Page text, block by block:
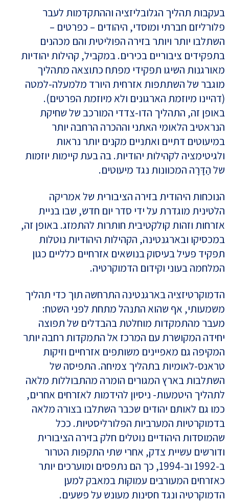
בעקבות תהליך הגלובליזציה וההתקדמות לעבר
פלורליזם חברתי ומוסדי, היהודים – כפרטים –
השתלבו יותר ויותר בזירה הפוליטית והם מכהנים
בתפקידים ציבוריים בכירים. במקביל, קהילות יהודיות
מאורגנות השיגו תפקידי מפתח כתוצאה מתהליך
מוגבר של השתתפות אזרחית היורד מלמעלה-למטה
(דהיינו מיוזמת הארגונים ולא מיוזמת הפרטים).
באופן זה, התהליך הדו-צדדי המורכב של שחיקת
הנראטיב הלאומי האתני וההכרה הרחבה יותר
במיעוטים דתיים ואתניים מקנים יותר נראות
ולגיטימציה לקהילות יהודיות. בה בעת קיימות יוזמות
של הַדָּרָה המכוונות נגד מיעוטים.
הנוכחות היהודית בזירה הציבורית של אמריקה
הלטינית מוגדרת על ידי סדר יום חדש, שבו בניית
אזרחות וזהות קולקטיבית חותרות להתמזג. באופן זה,
במכסיקו ובארגנטינה, הקהילות היהודיות נוטלות
תפקיד פעיל בעיסוק בנושאים אזרחיים כלליים כגון
המלחמה בעוני וקידום הדמוקרטיה.
הדמוקרטיזציה בארגנטינה התרחשה תוך כדי תהליך
משמעותי, אף שהוא התנהל מתחת לפני השטח:
מעבר מהתמקדות מוחלטת בהבדלים של תפוצה
יחידה המקושרת עם המרכז אל התמקדות רחבה יותר
המקיפה גם מאפיינים משותפים אזרחיים וזיקות
טראנס-לאומיות בתהליך צמיחה. התפיסה של
השתלבות בארץ המגורים הומרה מהתבוללות מלאה
לתהליך היטמעות- ניסיון להידמות לאזרחים אחרים,
כמו גם לאותם יהודים שכבר השתלבו בצורה מלאה
בדמוקרטיות המערביות הפלורליסטיות. ככל
שהמוסדות היהודיים נוטלים חלק בזירה הציבורית
ודורשים עשיית צדק, אחרי שתי התקפות הטרור
ב-1992 וב-1994, כך הם נתפסים ומוערכים יותר
כאזרחים המעורבים עמוקות במאבק למען
הדמוקרטיה ונגד חסינות מעונש על פשעים.